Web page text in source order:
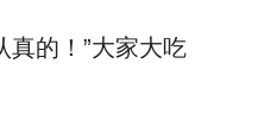
的！”大家大吃